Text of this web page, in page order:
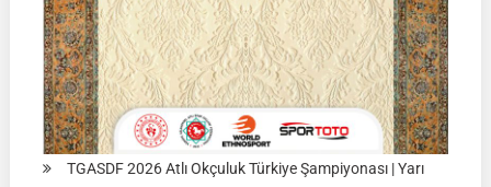
TGASDF 2026 Atlı Okçuluk Türkiye Şampiyonası | Yarı